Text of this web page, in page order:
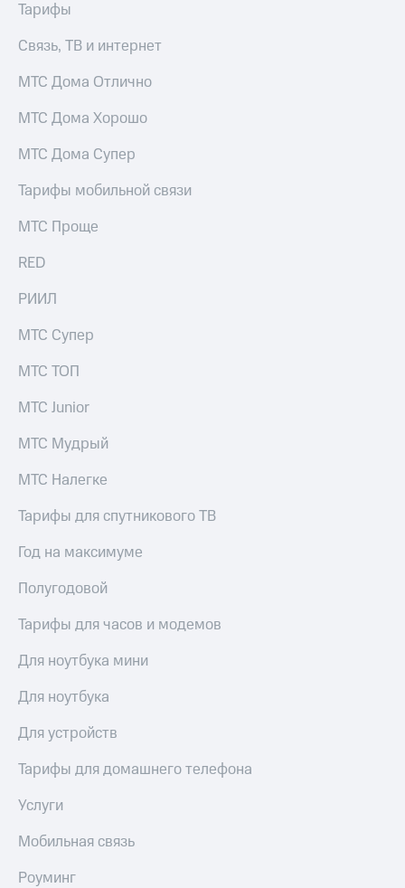
Тарифы
Связь, ТВ и интернет
МТС Дома Отлично
МТС Дома Хорошо
МТС Дома Супер
Тарифы мобильной связи
МТС Проще
RED
РИИЛ
МТС Супер
МТС ТОП
МТС Junior
МТС Мудрый
МТС Налегке
Тарифы для спутникового ТВ
Год на максимуме
Полугодовой
Тарифы для часов и модемов
Для ноутбука мини
Для ноутбука
Для устройств
Тарифы для домашнего телефона
Услуги
Мобильная связь
Роуминг